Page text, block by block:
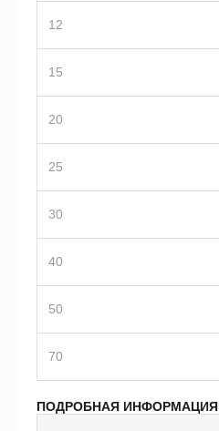
12
15
20
25
30
40
50
70
ПОДРОБНАЯ ИНФОРМАЦИЯ